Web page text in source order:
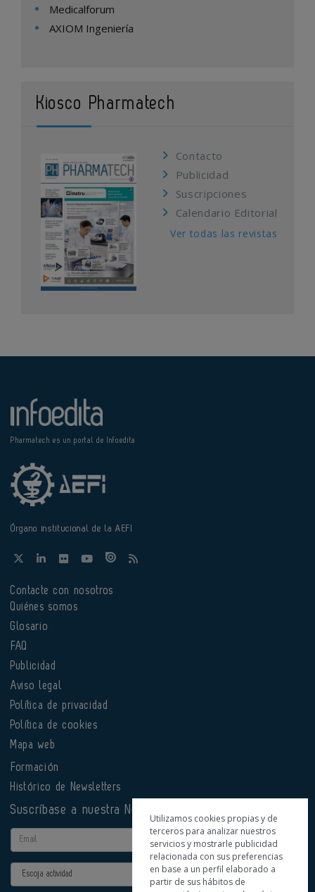
Medicalforum
AXIOM Ingeniería
Kiosco Pharmatech
Contacto
Publicidad
Suscripciones
Calendario Editorial
Ver todas las revistas
Pharmatech es un portal de Infoedita
Órgano institucional de la AEFI
Contacte con nosotros
Quiénes somos
Glosario
FAQ
Publicidad
Aviso legal
Política de privacidad
Política de cookies
Mapa web
Formación
Histórico de Newsletters
Suscríbase a nuestra Newsletter
Email
Actividad
Utilizamos cookies propias y de
terceros para analizar nuestros
servicios y mostrarle publicidad
relacionada con sus preferencias
en base a un perfil elaborado a
partir de sus hábitos de